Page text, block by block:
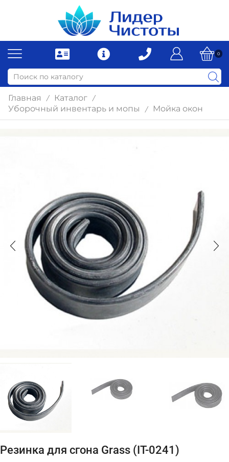
0
Главная / Каталог /
Уборочный инвентарь и мопы / Мойка окон
Резинка для сгона Grass (IT-0241)